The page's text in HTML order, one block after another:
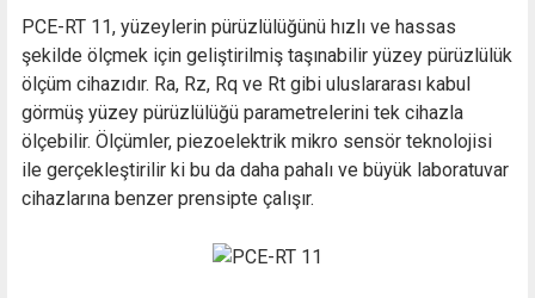
PCE-RT 11, yüzeylerin pürüzlülüğünü hızlı ve hassas
şekilde ölçmek için geliştirilmiş taşınabilir yüzey pürüzlülük
ölçüm cihazıdır. Ra, Rz, Rq ve Rt gibi uluslararası kabul
görmüş yüzey pürüzlülüğü parametrelerini tek cihazla
ölçebilir. Ölçümler, piezoelektrik mikro sensör teknolojisi
ile gerçekleştirilir ki bu da daha pahalı ve büyük laboratuvar
cihazlarına benzer prensipte çalışır.